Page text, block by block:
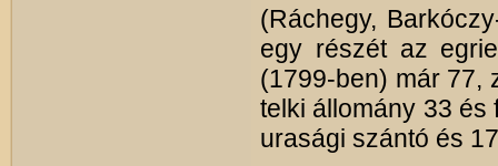
(Ráchegy,
egy részét az
(1799-ben) már 77,
telki állomány 33 és
urasági szántó és